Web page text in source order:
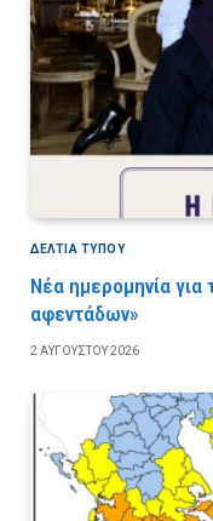
ΔΕΛΤΙΑ ΤΥΠΟΥ
Νέα ημερομηνία
αφεντάδων»
2 ΑΥΓΟΎΣΤΟΥ 2026